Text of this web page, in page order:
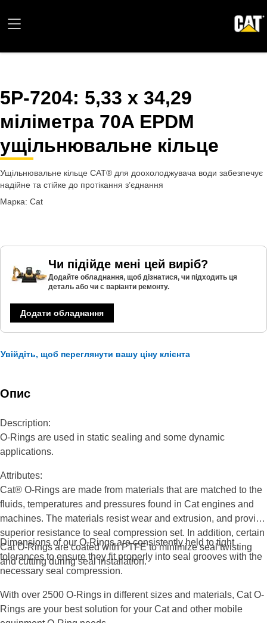
5P-7204: 5,33 x 34,29
міліметра 70A EPDM
ущільнювальне кільце
Ущільнювальне кільце CAT® для доохолоджувача води забезпечує
надійне та стійке до протікання з’єднання
Марка: Cat
Чи підійде мені цей виріб?
Додайте обладнання, щоб дізнатися, чи підходить ця
деталь або чи є варіанти ремонту.
Додати обладнання
Увійдіть, щоб переглянути вашу ціну клієнта
Опис
Description:
O-Rings are used in static sealing and some dynamic
applications.
Attributes:
Cat® O-Rings are made from materials that are matched to the
fluids, temperatures and pressures found in Cat engines and
machines. The materials resist wear and extrusion, and provide
superior resistance to seal compression set. In addition, certain
Cat O-Rings are coated with PTFE to minimize seal twisting
and cutting during seal installation.
Dimensions of our O-Rings are consistently held to tight
tolerances to ensure they fit properly into seal grooves with the
necessary seal compression.
With over 2500 O-Rings in different sizes and materials, Cat O-
Rings are your best solution for your Cat and other mobile